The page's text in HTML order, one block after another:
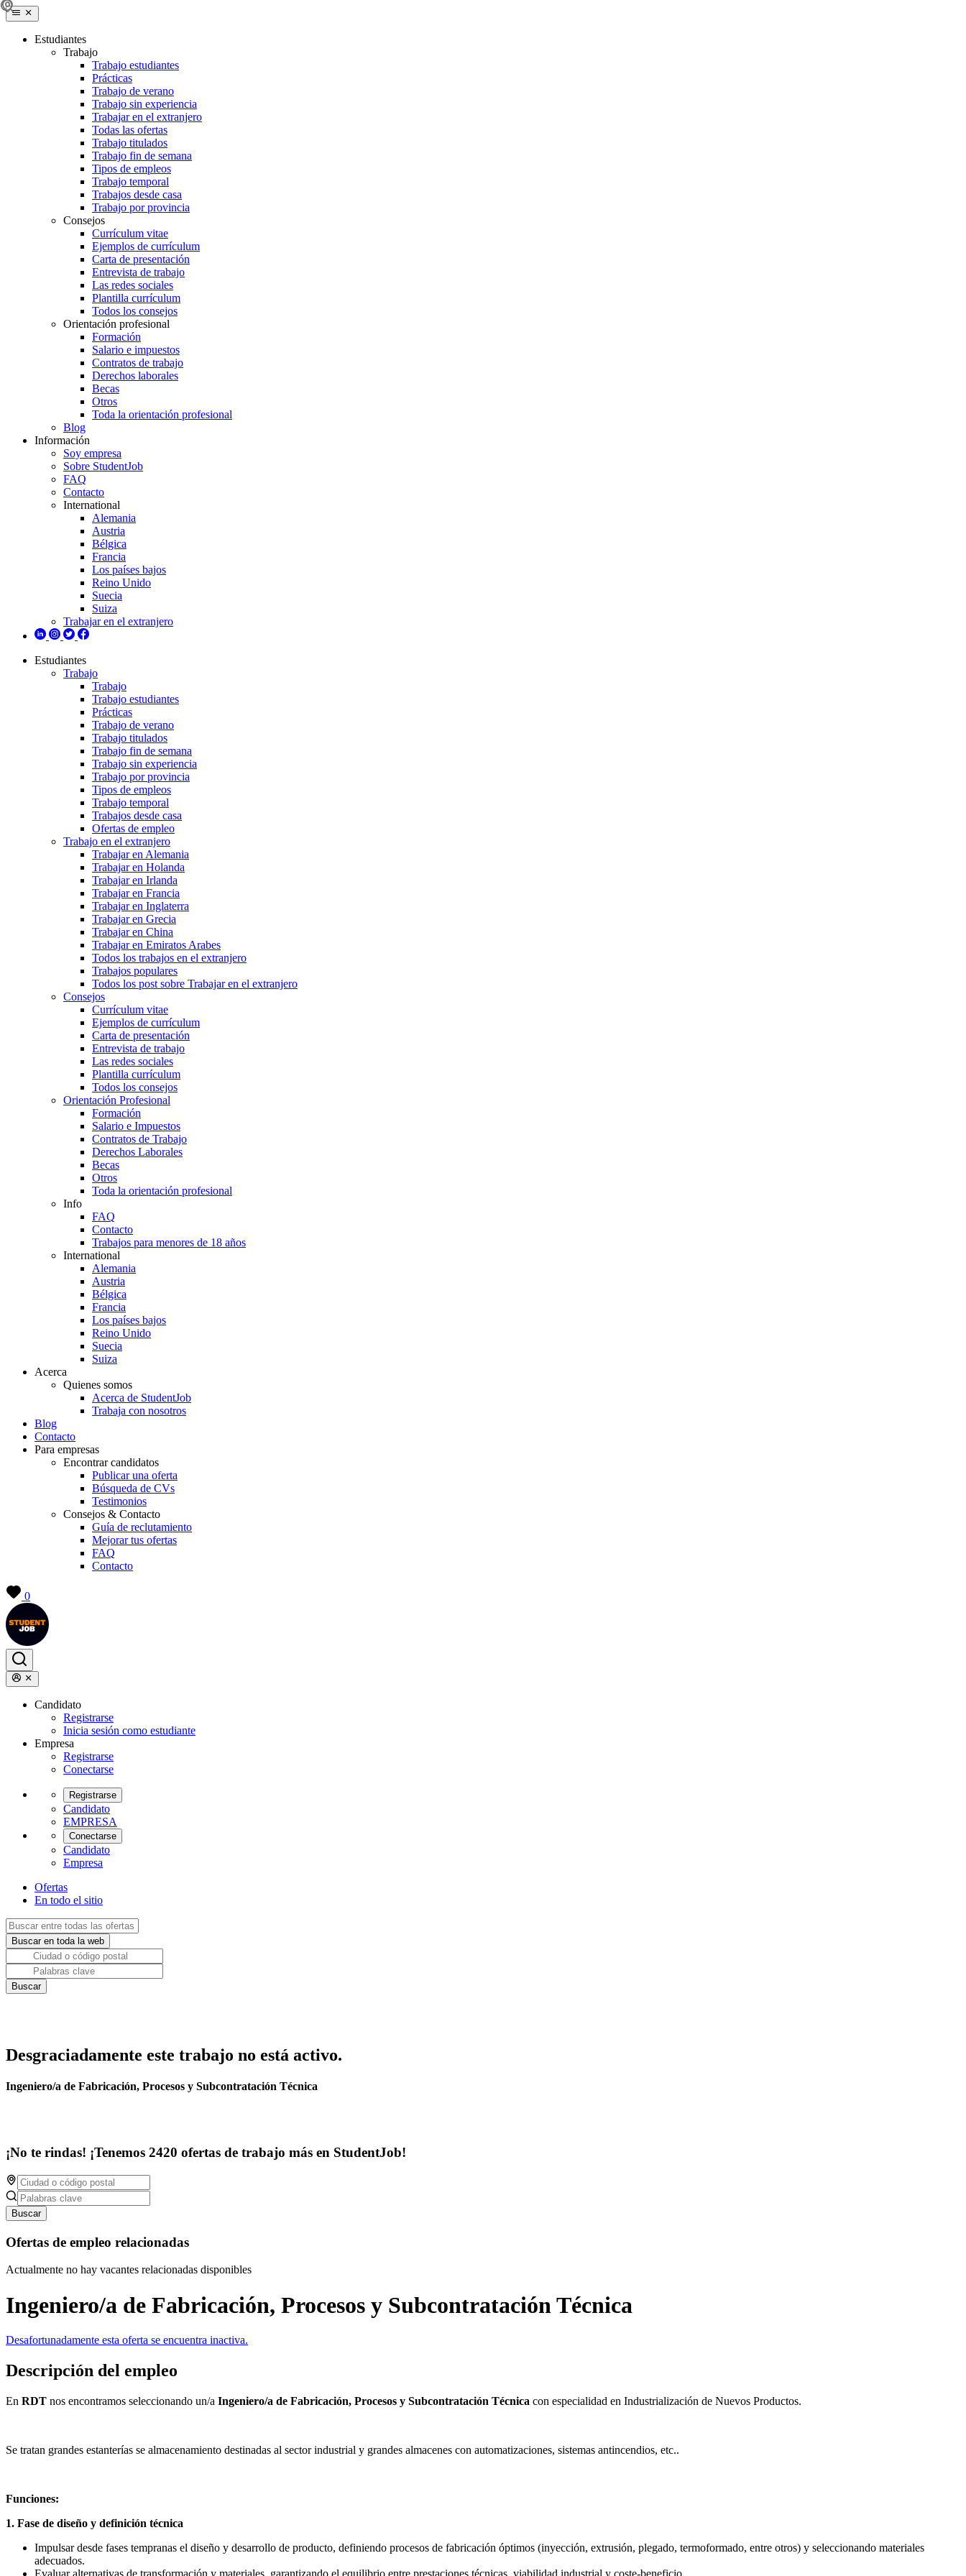
Estudiantes
Trabajo
Trabajo estudiantes
Prácticas
Trabajo de verano
Trabajo sin experiencia
Trabajar en el extranjero
Todas las ofertas
Trabajo titulados
Trabajo fin de semana
Tipos de empleos
Trabajo temporal
Trabajos desde casa
Trabajo por provincia
Consejos
Currículum vitae
Ejemplos de currículum
Carta de presentación
Entrevista de trabajo
Las redes sociales
Plantilla currículum
Todos los consejos
Orientación profesional
Formación
Salario e impuestos
Contratos de trabajo
Derechos laborales
Becas
Otros
Toda la orientación profesional
Blog
Información
Soy empresa
Sobre StudentJob
FAQ
Contacto
International
Alemania
Austria
Bélgica
Francia
Los países bajos
Reino Unido
Suecia
Suiza
Trabajar en el extranjero
Estudiantes
Trabajo
Trabajo
Trabajo estudiantes
Prácticas
Trabajo de verano
Trabajo titulados
Trabajo fin de semana
Trabajo sin experiencia
Trabajo por provincia
Tipos de empleos
Trabajo temporal
Trabajos desde casa
Ofertas de empleo
Trabajo en el extranjero
Trabajar en Alemania
Trabajar en Holanda
Trabajar en Irlanda
Trabajar en Francia
Trabajar en Inglaterra
Trabajar en Grecia
Trabajar en China
Trabajar en Emiratos Arabes
Todos los trabajos en el extranjero
Trabajos populares
Todos los post sobre Trabajar en el extranjero
Consejos
Currículum vitae
Ejemplos de currículum
Carta de presentación
Entrevista de trabajo
Las redes sociales
Plantilla currículum
Todos los consejos
Orientación Profesional
Formación
Salario e Impuestos
Contratos de Trabajo
Derechos Laborales
Becas
Otros
Toda la orientación profesional
Info
FAQ
Contacto
Trabajos para menores de 18 años
International
Alemania
Austria
Bélgica
Francia
Los países bajos
Reino Unido
Suecia
Suiza
Acerca
Quienes somos
Acerca de StudentJob
Trabaja con nosotros
Blog
Contacto
Para empresas
Encontrar candidatos
Publicar una oferta
Búsqueda de CVs
Testimonios
Consejos & Contacto
Guía de reclutamiento
Mejorar tus ofertas
FAQ
Contacto
0
Candidato
Registrarse
Inicia sesión como estudiante
Empresa
Registrarse
Conectarse
Registrarse
Candidato
EMPRESA
Conectarse
Candidato
Empresa
Ofertas
En todo el sitio
Desgraciadamente este trabajo no está activo.
Ingeniero/a de Fabricación, Procesos y Subcontratación Técnica
¡No te rindas! ¡Tenemos 2420 ofertas de trabajo más en StudentJob!
Buscar
Ofertas de empleo relacionadas
Actualmente no hay vacantes relacionadas disponibles
Ingeniero/a de Fabricación, Procesos y Subcontratación Técnica
Desafortunadamente esta oferta se encuentra inactiva.
Descripción del empleo
En RDT nos encontramos seleccionando un/a Ingeniero/a de Fabricación, Procesos y Subcontratación Técnica con especialidad en Industrialización de Nuevos Productos.
Se tratan grandes estanterías se almacenamiento destinadas al sector industrial y grandes almacenes con automatizaciones, sistemas antincendios, etc..
Funciones:
1. Fase de diseño y definición técnica
Impulsar desde fases tempranas el diseño y desarrollo de producto, definiendo procesos de fabricación óptimos (inyección, extrusión, plegado, termoformado, entre otros) y seleccionando materiales
adecuados.
Evaluar alternativas de transformación y materiales, garantizando el equilibrio entre prestaciones técnicas, viabilidad industrial y coste-beneficio.